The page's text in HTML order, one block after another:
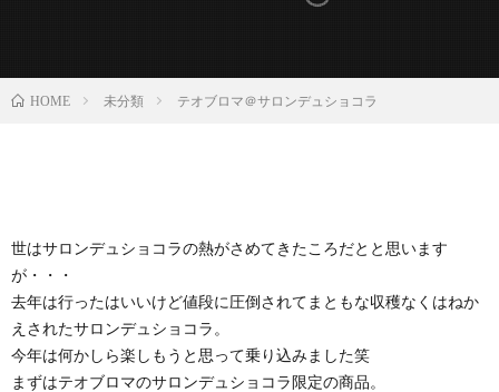
HOME 未分類 テオブロマ＠サロンデュショコラ
世はサロンデュショコラの熱がさめてきたころだとと思います
が・・・
去年は行ったはいいけど値段に圧倒されてまともな収穫なくはねか
えされたサロンデュショコラ。
今年は何かしら楽しもうと思って乗り込みました笑
まずはテオブロマのサロンデュショコラ限定の商品。